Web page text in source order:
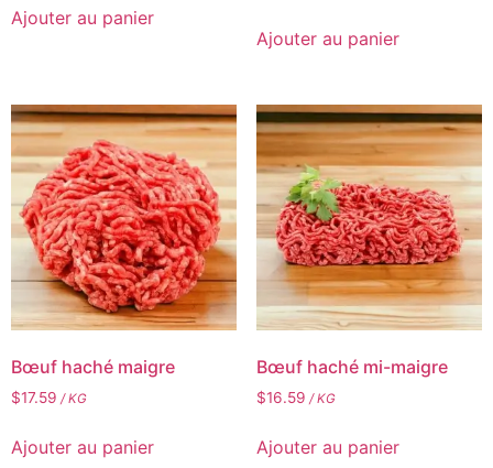
Ajouter au panier
Ajouter au panier
Bœuf haché maigre
$17.59 / KG
Ajouter au panier
Bœuf haché mi-maigre
$16.59 / KG
Ajouter au panier